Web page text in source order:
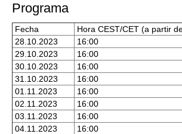
Programa
Fecha Hora CEST/CET (a partir
28.10.2023
16:00
29.10.2023
16:00
30.10.2023
16:00
31.10.2023
16:00
01.11.2023
16:00
02.11.2023
16:00
03.11.2023
16:00
04.11.2023
16:00